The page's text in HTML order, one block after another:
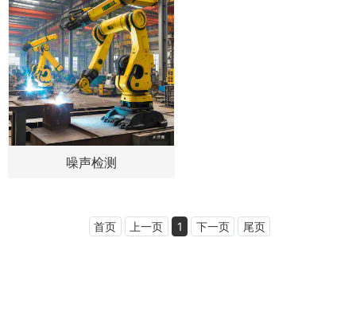
噪声检测
首页 上一页 1 下一页 尾页